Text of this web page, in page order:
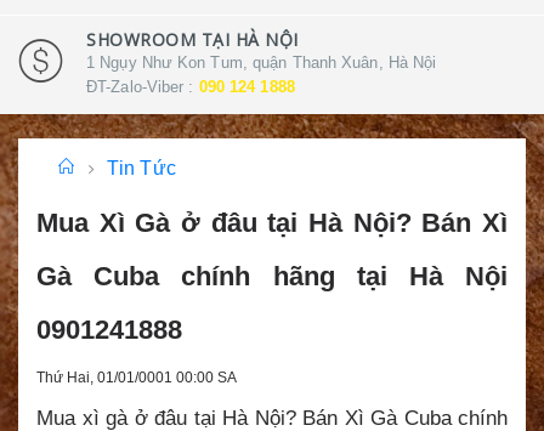
SHOWROOM TẠI HÀ NỘI
1 Ngụy Như Kon Tum, quận Thanh Xuân, Hà Nội
ĐT-Zalo-Viber : 090 124 1888
Tin Tức
Mua Xì Gà ở đâu tại Hà Nội? Bán Xì
Gà Cuba chính hãng tại Hà Nội
0901241888
Thứ Hai, 01/01/0001 00:00 SA
Mua xì gà ở đâu tại Hà Nội? Bán Xì Gà Cuba chính